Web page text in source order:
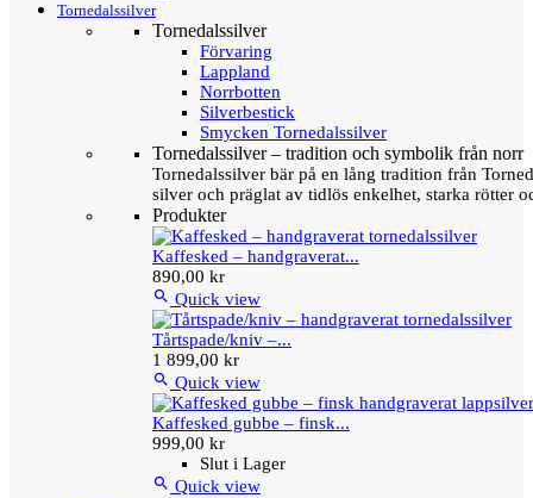
Tornedalssilver
Tornedalssilver
Förvaring
Lappland
Norrbotten
Silverbestick
Smycken Tornedalssilver
Tornedalssilver – tradition och symbolik från norr
Tornedalssilver bär på en lång tradition från
silver och präglat av tidlös enkelhet, starka rötter
Produkter
Kaffesked – handgraverat...
890,00 kr
 Quick view
Tårtspade/kniv –...
1 899,00 kr
 Quick view
Kaffesked gubbe – finsk...
999,00 kr
Slut i Lager
 Quick view